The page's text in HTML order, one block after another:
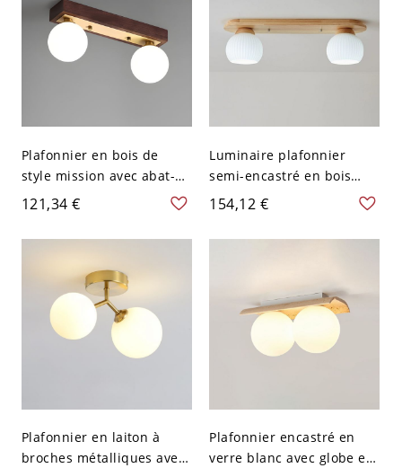
Plafonnier en bois de
style mission avec abat-
jour en verre blanc - 110
V-120 V Couleur de Noyer
2
121,34 €
Luminaire plafonnier
semi-encastré en bois
naturel avec abat-jour en
verre blanc pour une
ambiance domestique
154,12 €
Plafonnier en laiton à
broches métalliques avec
Plafonnier encastré en
verre blanc avec globe en